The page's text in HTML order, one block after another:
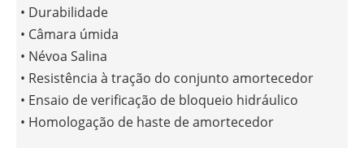
• Durabilidade
• Câmara úmida
• Névoa Salina
• Resistência à tração do conjunto amortecedor
• Ensaio de verificação de bloqueio hidráulico
• Homologação de haste de amortecedor